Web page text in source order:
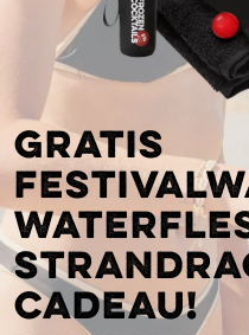
Gratis
cadeau!